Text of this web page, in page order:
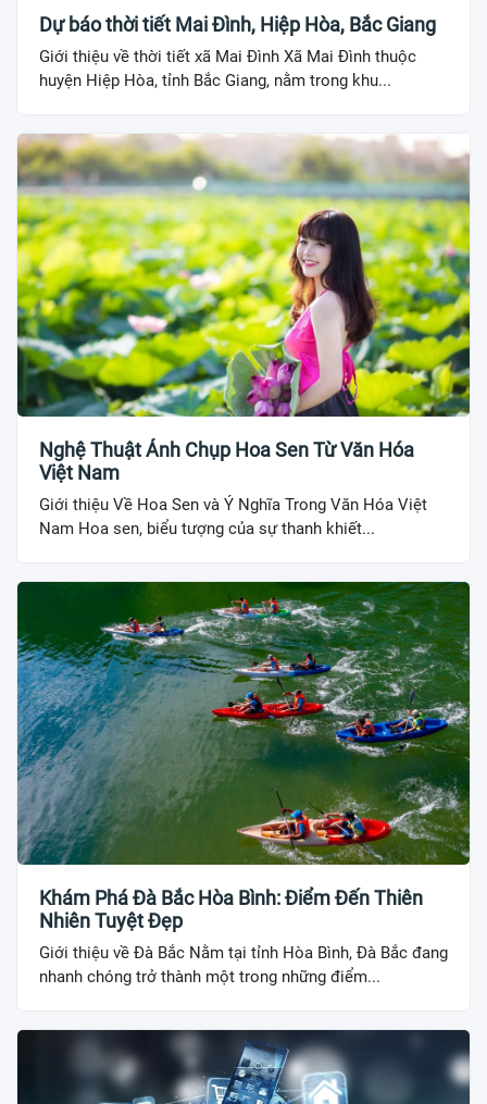
Dự báo thời tiết Mai Đình, Hiệp Hòa, Bắc Giang
Giới thiệu về thời tiết xã Mai Đình Xã Mai Đình thuộc
huyện Hiệp Hòa, tỉnh Bắc Giang, nằm trong khu...
Nghệ Thuật Ảnh Chụp Hoa Sen Từ Văn Hóa
Việt Nam
Giới thiệu Về Hoa Sen và Ý Nghĩa Trong Văn Hóa Việt
Nam Hoa sen, biểu tượng của sự thanh khiết...
Khám Phá Đà Bắc Hòa Bình: Điểm Đến Thiên
Nhiên Tuyệt Đẹp
Giới thiệu về Đà Bắc Nằm tại tỉnh Hòa Bình, Đà Bắc đang
nhanh chóng trở thành một trong những điểm...